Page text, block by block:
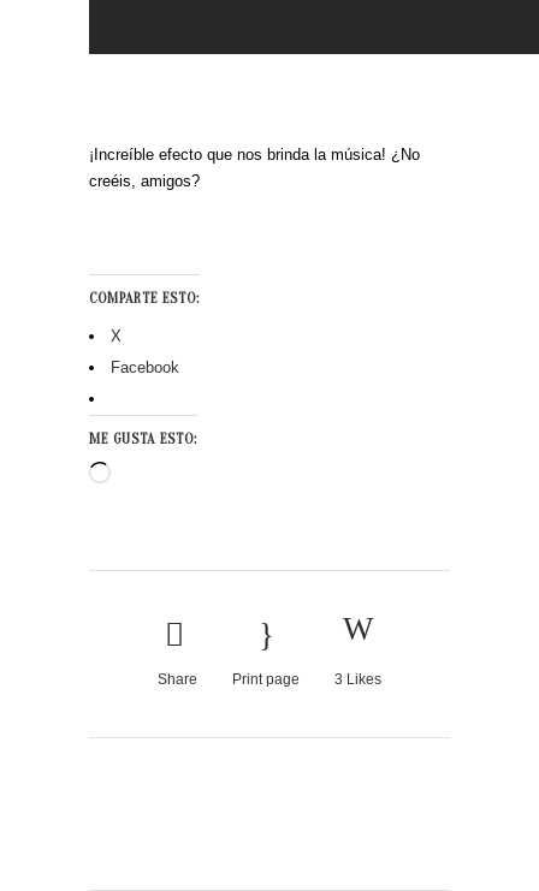
¡Increíble efecto que nos brinda la música! ¿No
creéis, amigos?
COMPARTE ESTO:
X
Facebook
ME GUSTA ESTO:
Cargando...
Share Print page 3 Likes